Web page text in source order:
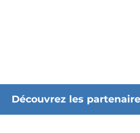
Découvrez les